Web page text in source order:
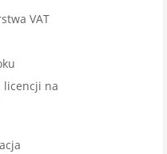
VAT
licencji na